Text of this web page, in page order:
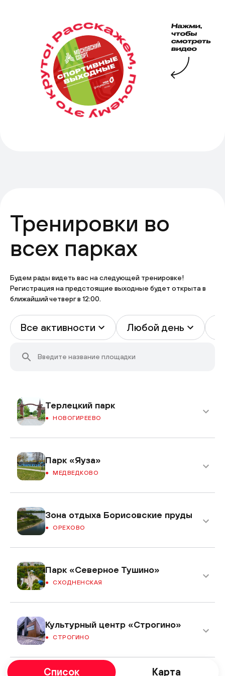
Тренировки во
всех парках
Будем рады видеть вас на следующей тренировке!
Регистрация на предстоящие выходные будет открыта в
ближайший четверг в 12:00.
Все активности Любой день
Терлецкий парк
НОВОГИРЕЕВО
Парк «Яуза»
МЕДВЕДКОВО
Зона отдыха Борисовские пруды
ОРЕХОВО
Парк «Северное Тушино»
СХОДНЕНСКАЯ
Культурный центр «Строгино»
СТРОГИНО
Список Карта